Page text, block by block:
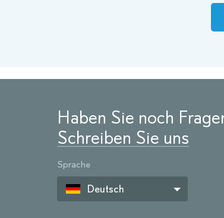
Haben Sie noch
Schreiben Sie uns
Sprache
Deutsch